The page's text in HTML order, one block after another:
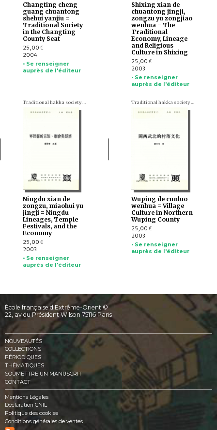
Changting cheng
guang chuantong
shehui yanjiu =
Traditional Society
in the Changting
County Seat
25,00 €
2004
• Se renseigner
auprès de l'éditeur
Shixing xian de
chuantong jingji,
zongzu yu zongjiao
wenhua = The
Traditional
Economy, Lineage
and Religious
Culture in Shixing
25,00 €
2003
• Se renseigner
auprès de l'éditeur
Traditional hakka society series (en chinois)
Ningdu xian de
zongzu, miaohui yu
jingji = Ningdu
Lineages, Temple
Festivals, and the
Economy
25,00 €
2003
• Se renseigner
auprès de l'éditeur
Traditional hakka society series (en chinois)
Wuping de cunluo
wenhua = Village
Culture in Northern
Wuping County
25,00 €
2003
• Se renseigner
auprès de l'éditeur
École française d'Extrême-Orient ©
22, av du Président Wilson 75116 Paris
NOUVEAUTÉS
COLLECTIONS
PÉRIODIQUES
THÉMATIQUES
SOUMETTRE UN MANUSCRIT
CONTACT
Mentions Légales
Déclaration CNIL
Politique des cookies
Conditions générales de ventes